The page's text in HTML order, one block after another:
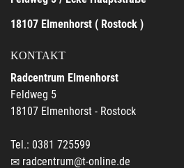
18107 Elmenhorst ( Rostock )
KONTAKT
Radcentrum Elmenhorst
Feldweg 5
18107 Elmenhorst - Rostock
Tel.: 0381 725599
radcentrum@t-online.de